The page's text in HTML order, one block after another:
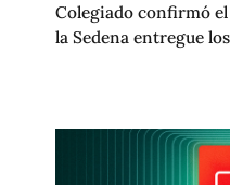
Colegiado confirmó
la Sedena entregue